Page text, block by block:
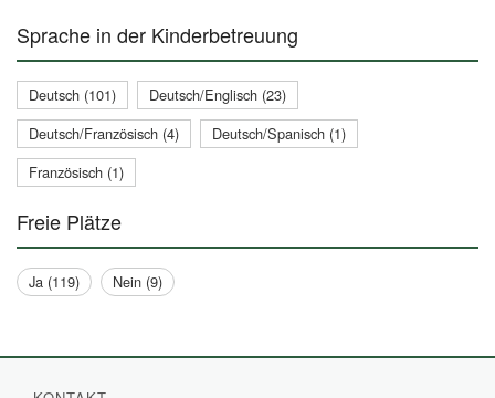
Sprache in der Kinderbetreuung
Deutsch (101)
Deutsch/Englisch (23)
Deutsch/Französisch (4)
Deutsch/Spanisch (1)
Französisch (1)
Freie Plätze
Ja (119) Nein (9)